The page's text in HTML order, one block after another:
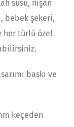
süsü, nişan
bebek şekeri,
her türlü özel
baskı ve
keçeden